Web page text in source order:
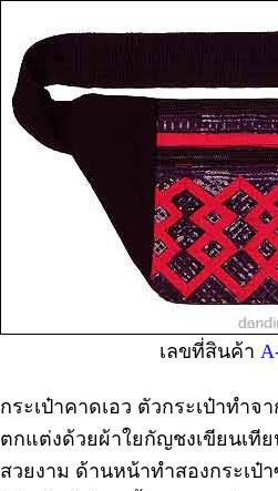
เลขที่สินค้า
กระเป๋าคาดเอว ตัวกระเป๋าทำ
ตกแต่งด้วยผ้าใยกัญชงเขียนเที
สวยงาม ด้านหน้าทำสองกระเป๋